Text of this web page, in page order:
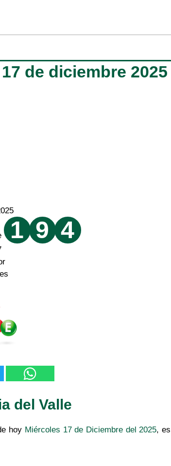
de diciembre 2025
1 9 4
del Valle
hoy Miércoles 17 de Diciembre del 2025, es